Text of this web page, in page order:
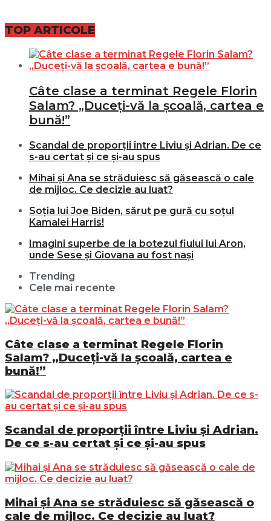
TOP ARTICOLE
Câte clase a terminat Regele Florin
Salam? „Duceți-vă la școală, cartea e
bună!”
Scandal de proporții între Liviu și Adrian. De ce
s-au certat și ce și-au spus
Mihai și Ana se străduiesc să găsească o cale
de mijloc. Ce decizie au luat?
Soția lui Joe Biden, sărut pe gură cu soțul
Kamalei Harris!
Imagini superbe de la botezul fiului lui Aron,
unde Sese și Giovana au fost nași
Trending
Cele mai recente
Câte clase a terminat Regele Florin
Salam? „Duceți-vă la școală, cartea e
bună!”
Scandal de proporții între Liviu și Adrian.
De ce s-au certat și ce și-au spus
Mihai și Ana se străduiesc să găsească o
cale de mijloc. Ce decizie au luat?